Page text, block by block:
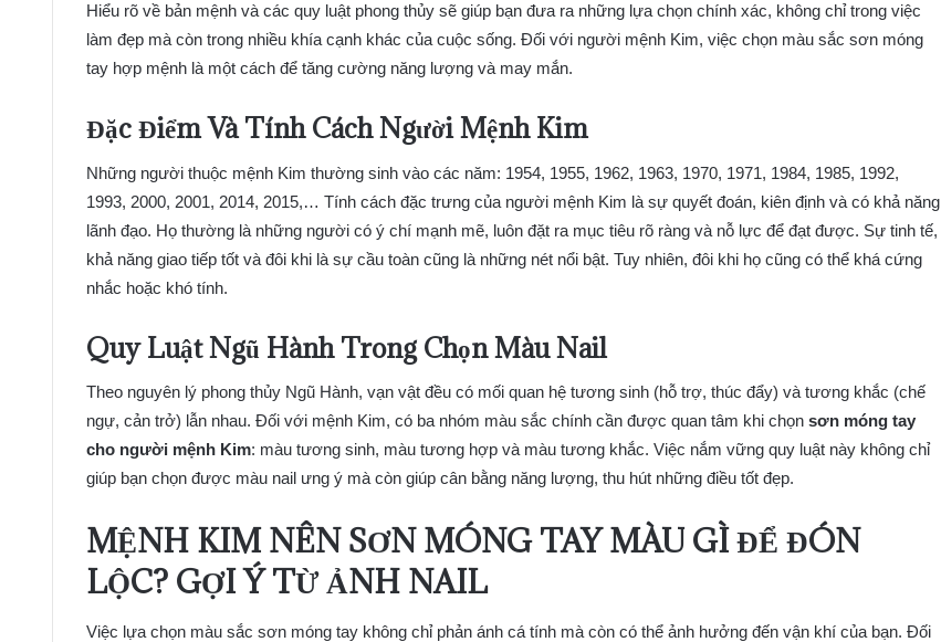
Hiểu rõ về bản mệnh và các quy luật phong thủy sẽ giúp bạn đưa ra những lựa chọn chính xác, không chỉ trong việc
làm đẹp mà còn trong nhiều khía cạnh khác của cuộc sống. Đối với người mệnh Kim, việc chọn màu sắc sơn móng
tay hợp mệnh là một cách để tăng cường năng lượng và may mắn.
Đặc Điểm Và Tính Cách Người Mệnh Kim
Những người thuộc mệnh Kim thường sinh vào các năm: 1954, 1955, 1962, 1963, 1970, 1971, 1984, 1985, 1992,
1993, 2000, 2001, 2014, 2015,… Tính cách đặc trưng của người mệnh Kim là sự quyết đoán, kiên định và có khả năng
lãnh đạo. Họ thường là những người có ý chí mạnh mẽ, luôn đặt ra mục tiêu rõ ràng và nỗ lực để đạt được. Sự tinh tế,
khả năng giao tiếp tốt và đôi khi là sự cầu toàn cũng là những nét nổi bật. Tuy nhiên, đôi khi họ cũng có thể khá cứng
nhắc hoặc khó tính.
Quy Luật Ngũ Hành Trong Chọn Màu Nail
Theo nguyên lý phong thủy Ngũ Hành, vạn vật đều có mối quan hệ tương sinh (hỗ trợ, thúc đẩy) và tương khắc (chế
ngự, cản trở) lẫn nhau. Đối với mệnh Kim, có ba nhóm màu sắc chính cần được quan tâm khi chọn sơn móng tay
cho người mệnh Kim: màu tương sinh, màu tương hợp và màu tương khắc. Việc nắm vững quy luật này không chỉ
giúp bạn chọn được màu nail ưng ý mà còn giúp cân bằng năng lượng, thu hút những điều tốt đẹp.
MỆNH KIM NÊN SƠN MÓNG TAY MÀU GÌ ĐỂ ĐÓN
LỘC? GỢI Ý TỪ ẢNH NAIL
Việc lựa chọn màu sắc sơn móng tay không chỉ phản ánh cá tính mà còn có thể ảnh hưởng đến vận khí của bạn. Đối